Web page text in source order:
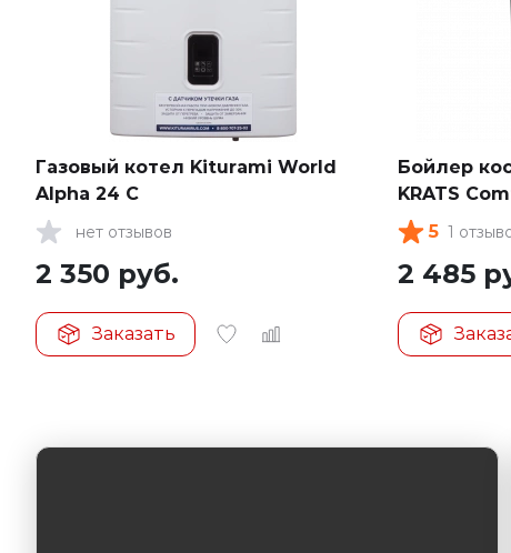
Газовый котел Kiturami World
Alpha 24 C
нет отзывов
2 350 руб.
Заказать
Бойлер
KRATS
5 1
2 485